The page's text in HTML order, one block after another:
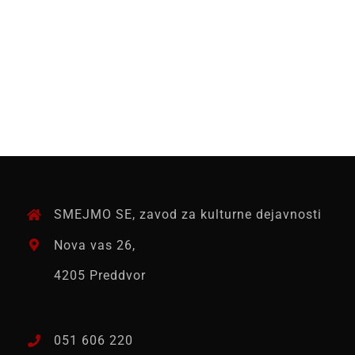
SMEJMO SE, zavod za kulturne dejavnosti
Nova vas 26,
4205 Preddvor
051 606 220